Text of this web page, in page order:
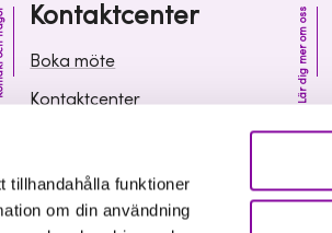
tillhandahålla funktioner
om din användning
Kontaktcenter
Boka möte
Kontaktcenter
Leverantörsinformation
Lär dig mer om oss